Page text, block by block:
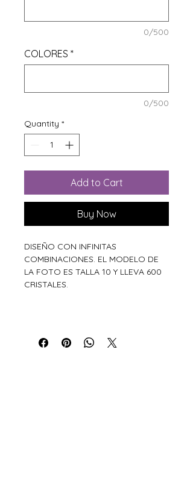
0/500
COLORES *
0/500
Quantity *
Add to Cart
Buy Now
DISEÑO CON INFINITAS
COMBINACIONES. EL MODELO DE
LA FOTO ES TALLA 10 Y LLEVA 600
CRISTALES.